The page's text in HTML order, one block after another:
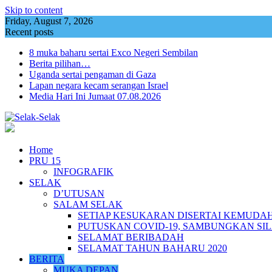
Skip to content
Friday, August 7, 2026
Recent posts
8 muka baharu sertai Exco Negeri Sembilan
Berita pilihan…
Uganda sertai pengaman di Gaza
Lapan negara kecam serangan Israel
Media Hari Ini Jumaat 07.08.2026
Home
PRU 15
INFOGRAFIK
SELAK
D’UTUSAN
SALAM SELAK
SETIAP KESUKARAN DISERTAI
PUTUSKAN COVID-19, SAMBUNGKAN
SELAMAT BERIBADAH
SELAMAT TAHUN BAHARU 2020
BERITA
MUKA DEPAN